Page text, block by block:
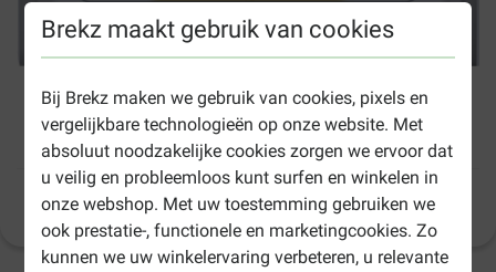
Brekz maakt gebruik van cookies
Bij Brekz maken we gebruik van cookies, pixels en
vergelijkbare technologieën op onze website. Met
absoluut noodzakelijke cookies zorgen we ervoor dat
u veilig en probleemloos kunt surfen en winkelen in
onze webshop. Met uw toestemming gebruiken we
ook prestatie-, functionele en marketingcookies. Zo
kunnen we uw winkelervaring verbeteren, u relevante
Eukanuba Adult Special Care Sensitive
Joints hondenvoer
(54) Productinformatie